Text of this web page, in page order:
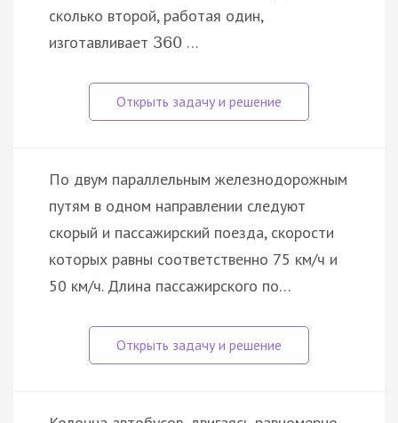
сколько второй, работая один,
изготавливает 360 …
По двум параллельным железнодорожным
путям в одном направлении следуют
скорый и пассажирский поезда, скорости
которых равны соответственно 75 км/ч и
50 км/ч. Длина пассажирского по…